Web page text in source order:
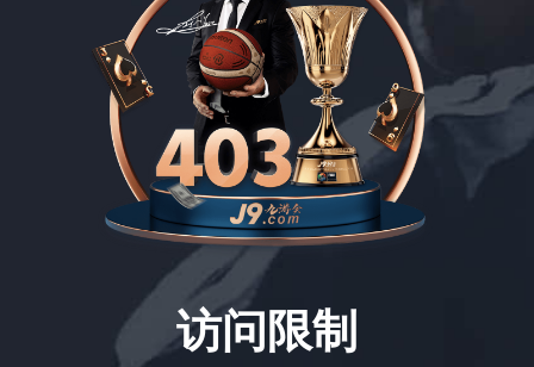
访问限制